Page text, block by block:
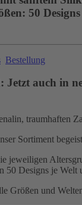
50
Bestellung
auch in
traumhaften
Sortiment
jeweiligen
50 Designs je Welt
Größen und